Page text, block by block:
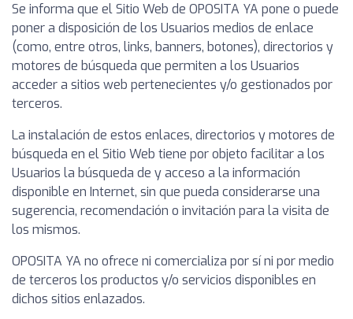
Se informa que el Sitio Web de OPOSITA YA pone o puede
poner a disposición de los Usuarios medios de enlace
(como, entre otros, links, banners, botones), directorios y
motores de búsqueda que permiten a los Usuarios
acceder a sitios web pertenecientes y/o gestionados por
terceros.
La instalación de estos enlaces, directorios y motores de
búsqueda en el Sitio Web tiene por objeto facilitar a los
Usuarios la búsqueda de y acceso a la información
disponible en Internet, sin que pueda considerarse una
sugerencia, recomendación o invitación para la visita de
los mismos.
OPOSITA YA no ofrece ni comercializa por sí ni por medio
de terceros los productos y/o servicios disponibles en
dichos sitios enlazados.